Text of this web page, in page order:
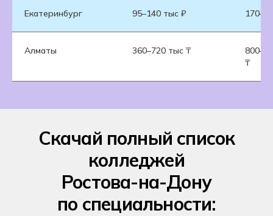
Екатеринбург 95–140 тыс ₽
Алматы 360–720 тыс ₸
800–1
₸
Скачай полный список
колледжей
Ростова-на-Дону
по специальности: